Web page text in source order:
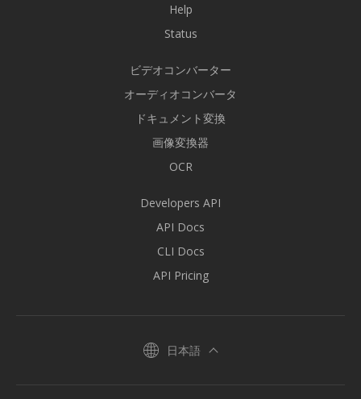
Help
Status
ビデオコンバーター
オーディオコンバータ
ドキュメント変換
画像変換器
OCR
Developers API
API Docs
CLI Docs
API Pricing
日本語